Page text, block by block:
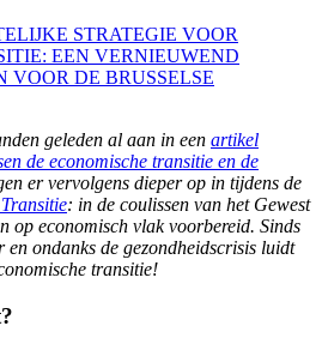
STRATEGIE VOOR
EEN VERNIEUWEND
VOOR DE BRUSSELSE
geleden al aan in een artikel
de economische transitie en de
er vervolgens dieper op in tijdens de
: in de coulissen van het Gewest
op economisch vlak voorbereid. Sinds
ondanks de gezondheidscrisis luidt
transitie!